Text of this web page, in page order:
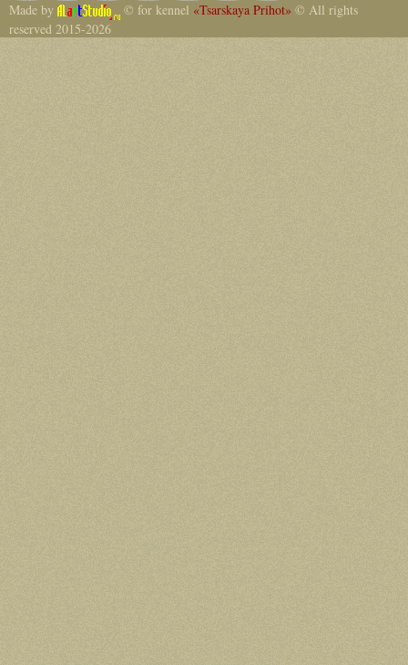
Made by © for kennel «Tsarskaya Prihot» © All rights
reserved 2015-2026